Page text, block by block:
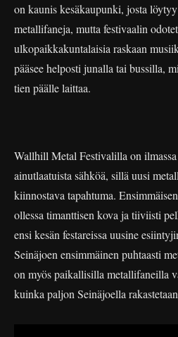
on kaunis kesäkaupunki, josta
metallifaneja, mutta festivaalin
ulkopaikkakuntalaisia raskaan
pääsee helposti junalla tai bussilla,
tien päälle laittaa.
Wallhill Metal Festivalilla on
ainutlaatuista sähköä, sillä uusi
kiinnostava tapahtuma.
ollessa timanttisen kova ja tiiviisti
ensi kesän festareissa uusine
Seinäjoen ensimmäinen puhtaasti
on myös paikallisilla metallifaneilla
kuinka paljon Seinäjoella